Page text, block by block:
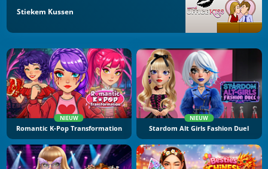
Stiekem Kussen
NIEUW
Romantic K-Pop Transformation
NIEUW
Stardom Alt Girls Fashion Duel